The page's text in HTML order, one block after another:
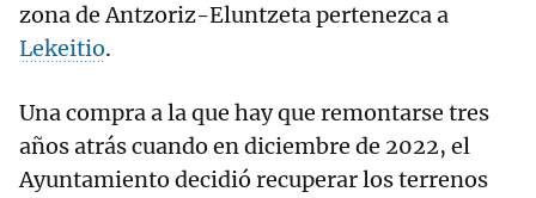
zona de Antzoriz-Eluntzeta pertenezca a
Lekeitio.
Una compra a la que hay que remontarse tres
años atrás cuando en diciembre de 2022, el
Ayuntamiento decidió recuperar los terrenos